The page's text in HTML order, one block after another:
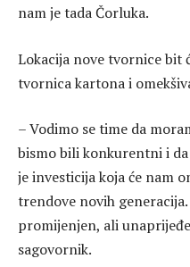
nam je tada Čorluka.
Lokacija nove tvornice bit
tvornica kartona i
– Vodimo se time da
bismo bili konkurentni i
je investicija koja će nam
trendove novih
promijenjen, ali
sagovornik.